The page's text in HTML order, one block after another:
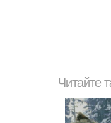
Читайте